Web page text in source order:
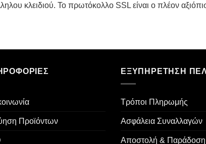
κλειδιού. Το πρωτόκολλο SSL είναι ο πλέον
Προϊόντων
ΕΞΥΠΗΡΈΤΗΣΗ
Τρόποι Πληρωμής
Ασφάλεια Συναλλαγών
Αποστολή & Παράδοση